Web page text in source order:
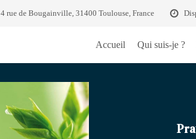
4 rue de Bougainville, 31400 Toulouse, France
Accueil Qui suis-je ?